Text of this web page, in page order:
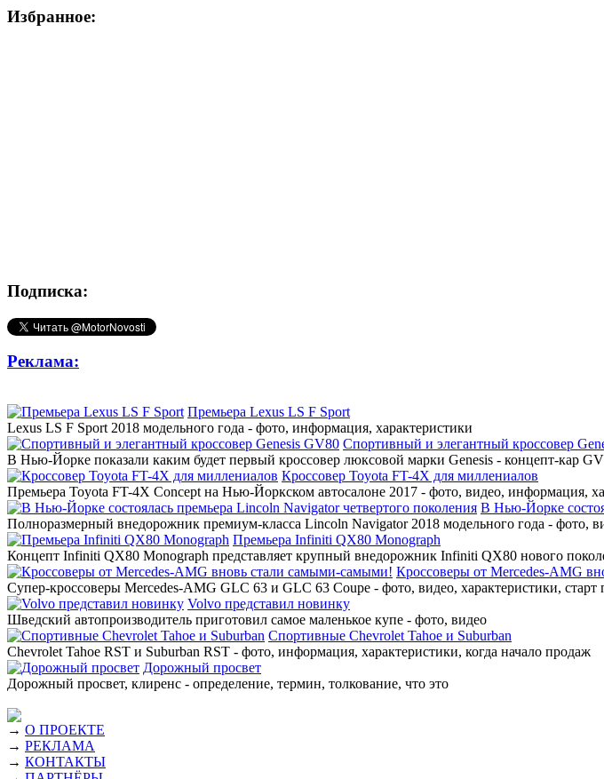
Избранное:
Подписка:
Реклама:
Премьера Lexus LS F Sport
Lexus LS F Sport 2018 модельного года - фото, информация, характеристики
Спортивный и элегантный кроссовер
В Нью-Йорке показали каким будет первый кроссовер люксовой марки Genesis - концепт-кар
Кроссовер Toyota FT-4X для миллениалов
Премьера Toyota FT-4X Concept на Нью-Йоркском автосалоне 2017 - фото, видео, информация,
В Нью-Йорке
Полноразмерный внедорожник премиум-класса Lincoln Navigator 2018 модельного года - фото,
Премьера Infiniti QX80 Monograph
Концепт Infiniti QX80 Monograph представляет крупный внедорожник Infiniti QX80 нового
Кроссоверы от Mercedes-AMG
Супер-кроссоверы Mercedes-AMG GLC 63 и GLC 63 Coupe - фото, видео, характеристики, старт
Volvo представил новинку
Шведский автопроизводитель приготовил самое маленькое купе - фото, видео
Спортивные Chevrolet Tahoe и Suburban
Chevrolet Tahoe RST и Suburban RST - фото, информация, характеристики, когда начало продаж
Дорожный просвет
Дорожный просвет, клиренс - определение, термин, толкование, что это
→ О ПРОЕКТЕ
→ РЕКЛАМА
→ КОНТАКТЫ